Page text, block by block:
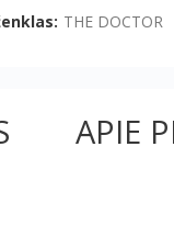
THE DOCTOR
APIE